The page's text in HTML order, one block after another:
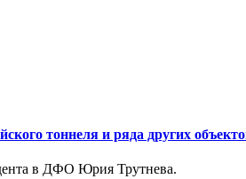
тоннеля и ряда других
в ДФО Юрия Трутнева.